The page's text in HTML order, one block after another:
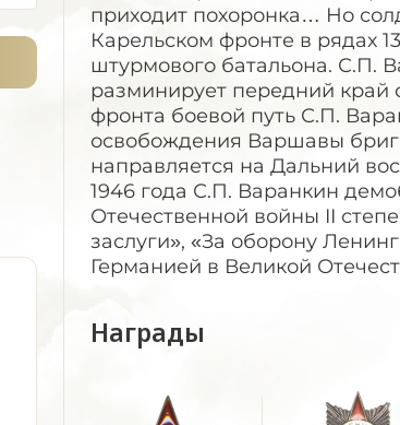
приходит похоронка… Но
Карельском фронте в рядах
штурмового батальона. С.П.
разминирует передний край
фронта боевой путь С.П.
освобождения Варшавы
направляется на Дальний
1946 года С.П. Варанкин
Отечественной войны II
заслуги», «За оборону
Германией в Великой
Награды